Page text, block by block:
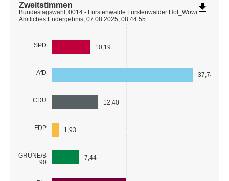
SPD
AfD
CDU
FDP
GRÜNE/B
90
10,19
37,74
12,40
1,93
7,44
Zweitstimmen
Bundestagswahl, 0014 - Fürstenwalde Fürstenwalder Hof_Wowi
Amtliches Endergebnis, 07.08.2025, 08:44:55
file_download